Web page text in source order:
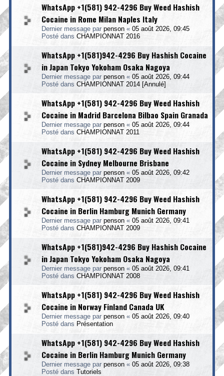
WhatsApp +1(581) 942-4296 Buy Weed Hashish
Cocaine in Rome Milan Naples Italy
Dernier message par penson « 05 août 2026, 09:45
Posté dans CHAMPIONNAT 2016
WhatsApp +1(581)942-4296 Buy Hashish Cocaine
in Japan Tokyo Yokoham Osaka Nagoya
Dernier message par penson « 05 août 2026, 09:44
Posté dans CHAMPIONNAT 2014 [Annulé]
WhatsApp +1(581) 942-4296 Buy Weed Hashish
Cocaine in Madrid Barcelona Bilbao Spain Granada
Dernier message par penson « 05 août 2026, 09:44
Posté dans CHAMPIONNAT 2011
WhatsApp +1(581) 942-4296 Buy Weed Hashish
Cocaine in Sydney Melbourne Brisbane
Dernier message par penson « 05 août 2026, 09:42
Posté dans CHAMPIONNAT 2009
WhatsApp +1(581) 942-4296 Buy Weed Hashish
Cocaine in Berlin Hamburg Munich Germany
Dernier message par penson « 05 août 2026, 09:41
Posté dans CHAMPIONNAT 2009
WhatsApp +1(581)942-4296 Buy Hashish Cocaine
in Japan Tokyo Yokoham Osaka Nagoya
Dernier message par penson « 05 août 2026, 09:41
Posté dans CHAMPIONNAT 2008
WhatsApp +1(581) 942-4296 Buy Weed Hashish
Cocaine in Norway Finland Canada UK
Dernier message par penson « 05 août 2026, 09:40
Posté dans Présentation
WhatsApp +1(581) 942-4296 Buy Weed Hashish
Cocaine in Berlin Hamburg Munich Germany
Dernier message par penson « 05 août 2026, 09:38
Posté dans Tutoriels